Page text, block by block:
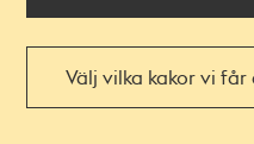
Välj vilka kakor vi får